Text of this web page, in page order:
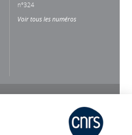
n°324
Voir tous les numéros